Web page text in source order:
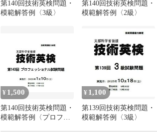
第140回技術英検問題・
模範解答例〈3級〉
第140回技術英検問題・
模範解答例〈2級〉
¥ 1,500
第140回技術英検問題・
模範解答例〈プロフェ
¥ 1,100
第139回技術英検問題・
模範解答例〈3級〉